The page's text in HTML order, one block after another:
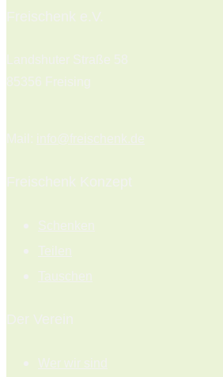
Freischenk e.V.
Landshuter Straße 58
85356 Freising
Mail: info@freischenk.de
Freischenk Konzept
Schenken
Teilen
Tauschen
Der Verein
Wer wir sind